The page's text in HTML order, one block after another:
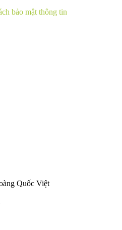
bảo mật thông tin
Quốc Việt